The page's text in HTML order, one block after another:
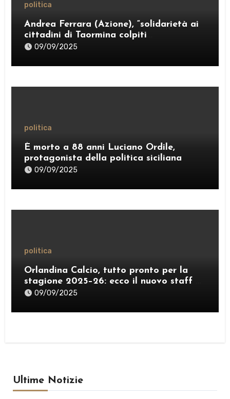
politica
Andrea Ferrara (Azione), “solidarietà ai
cittadini di Taormina colpiti
dall’ordinanza sui rifiuti; sostegno al
PRT”
09/09/2025
politica
È morto a 88 anni Luciano Ordile,
protagonista della politica siciliana
09/09/2025
politica
Orlandina Calcio, tutto pronto per la
stagione 2025–26: ecco il nuovo staff e
lo sponsor internazionale
09/09/2025
Ultime Notizie